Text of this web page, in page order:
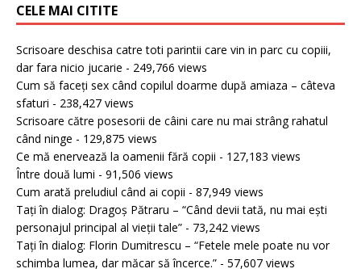
CELE MAI CITITE
Scrisoare deschisa catre toti parintii care vin in parc cu copiii,
dar fara nicio jucarie - 249,766 views
Cum să faceți sex când copilul doarme după amiaza – câteva
sfaturi - 238,427 views
Scrisoare către posesorii de câini care nu mai strâng rahatul
când ninge - 129,875 views
Ce mă enervează la oamenii fără copii - 127,183 views
Între două lumi - 91,506 views
Cum arată preludiul când ai copii - 87,949 views
Tați în dialog: Dragoș Pătraru – “Când devii tată, nu mai ești
personajul principal al vieții tale” - 73,242 views
Tați în dialog: Florin Dumitrescu – “Fetele mele poate nu vor
schimba lumea, dar măcar să încerce.” - 57,607 views